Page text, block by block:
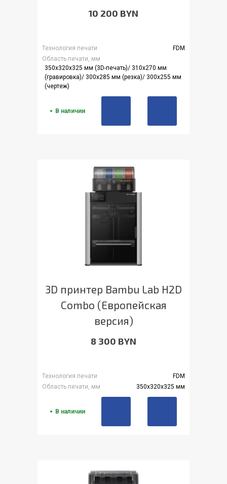
10 200 BYN
Технология печати
FDM
Область печати, мм
350x320x325 мм (3D-печать)/ 310x270 мм
(гравировка)/ 300x285 мм (резка)/ 300x255 мм
(чертеж)
В наличии
3D принтер Bambu Lab H2D
Combo (Европейская
версия)
8 300 BYN
Технология печати
FDM
Область печати, мм
350x320x325 мм
В наличии